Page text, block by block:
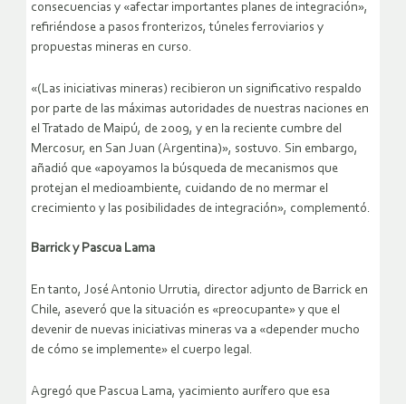
consecuencias y «afectar importantes planes de integración»,
refiriéndose a pasos fronterizos, túneles ferroviarios y
propuestas mineras en curso.
«(Las iniciativas mineras) recibieron un significativo respaldo
por parte de las máximas autoridades de nuestras naciones en
el Tratado de Maipú, de 2009, y en la reciente cumbre del
Mercosur, en San Juan (Argentina)», sostuvo. Sin embargo,
añadió que «apoyamos la búsqueda de mecanismos que
protejan el medioambiente, cuidando de no mermar el
crecimiento y las posibilidades de integración», complementó.
Barrick y Pascua Lama
En tanto, José Antonio Urrutia, director adjunto de Barrick en
Chile, aseveró que la situación es «preocupante» y que el
devenir de nuevas iniciativas mineras va a «depender mucho
de cómo se implemente» el cuerpo legal.
Agregó que Pascua Lama, yacimiento aurífero que esa